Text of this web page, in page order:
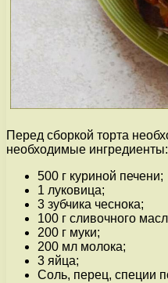
Перед сборкой торта
необходимые ингредиенты:
500 г куриной печени;
1 луковица;
3 зубчика чеснока;
100 г сливочного
200 г муки;
200 мл молока;
3 яйца;
Соль, перец, специи